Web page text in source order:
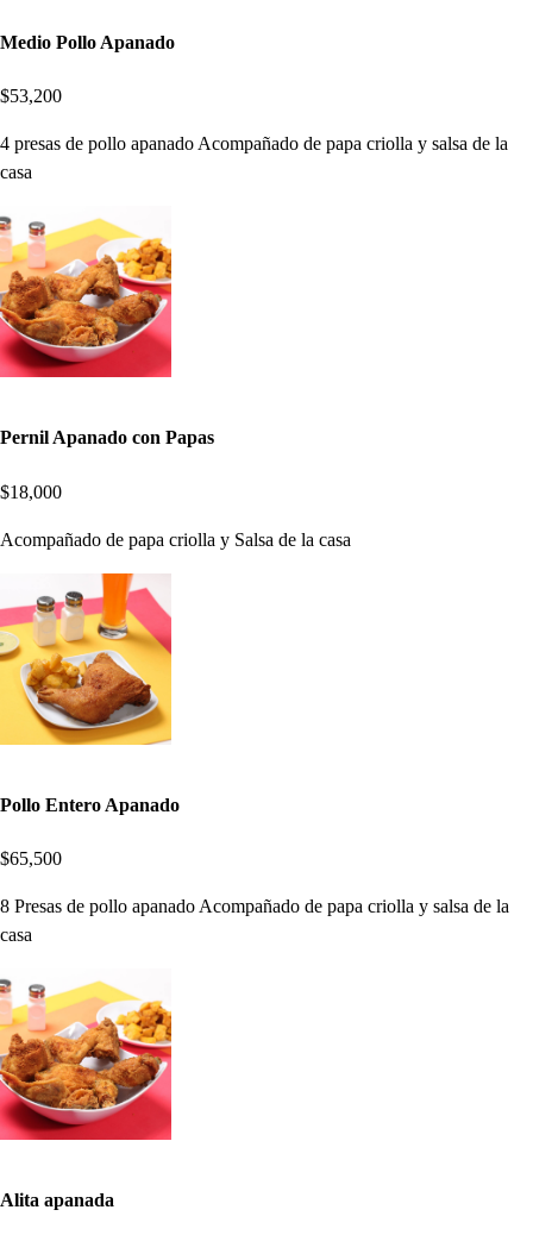
Medio Pollo Apanado
$53,200
4 presas de pollo apanado Acompañado de papa criolla y salsa de la
casa
Pernil Apanado con Papas
$18,000
Acompañado de papa criolla y Salsa de la casa
Pollo Entero Apanado
$65,500
8 Presas de pollo apanado Acompañado de papa criolla y salsa de la
casa
Alita apanada